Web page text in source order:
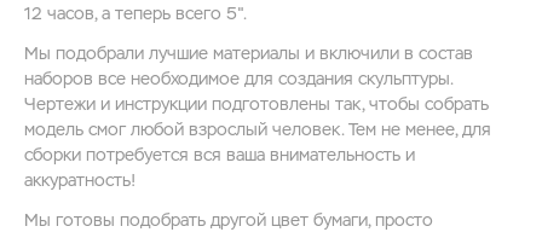
12 часов, а теперь всего 5".
Мы подобрали лучшие материалы и включили в состав
наборов все необходимое для создания скульптуры.
Чертежи и инструкции подготовлены так, чтобы собрать
модель смог любой взрослый человек. Тем не менее, для
сборки потребуется вся ваша внимательность и
аккуратность!
Мы готовы подобрать другой цвет бумаги, просто